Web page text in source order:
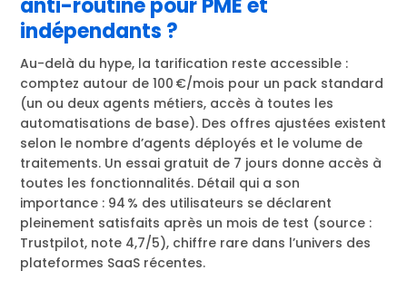
anti-routine pour PME et
indépendants ?
Au-delà du hype, la tarification reste accessible :
comptez autour de 100 €/mois pour un pack standard
(un ou deux agents métiers, accès à toutes les
automatisations de base). Des offres ajustées existent
selon le nombre d’agents déployés et le volume de
traitements. Un essai gratuit de 7 jours donne accès à
toutes les fonctionnalités. Détail qui a son
importance : 94 % des utilisateurs se déclarent
pleinement satisfaits après un mois de test (source :
Trustpilot, note 4,7/5), chiffre rare dans l’univers des
plateformes SaaS récentes.